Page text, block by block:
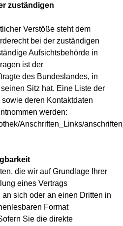
zuständigen
Verstöße steht dem
bei der zuständigen
Aufsichtsbehörde in
ist der
des Bundeslandes, in
Sitz hat. Eine Liste der
deren Kontaktdaten
werden:
Anschriften_Links/
die wir auf Grundlage Ihrer
eines Vertrags
sich oder an einen Dritten in
Format
Sie die direkte